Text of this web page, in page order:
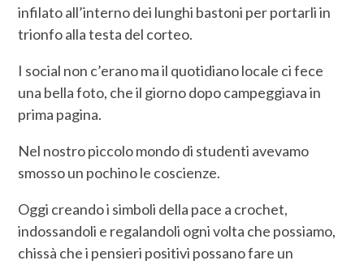
infilato all’interno dei lunghi bastoni per portarli in
trionfo alla testa del corteo.
I social non c’erano ma il quotidiano locale ci fece
una bella foto, che il giorno dopo campeggiava in
prima pagina.
Nel nostro piccolo mondo di studenti avevamo
smosso un pochino le coscienze.
Oggi creando i simboli della pace a crochet,
indossandoli e regalandoli ogni volta che possiamo,
chissà che i pensieri positivi possano fare un